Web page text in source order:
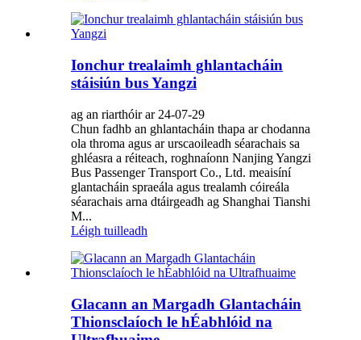
Ionchur trealaimh ghlantacháin
stáisiún bus Yangzi
ag an riarthóir ar 24-07-29
Chun fadhb an ghlantacháin thapa ar chodanna
ola throma agus ar urscaoileadh séarachais sa
ghléasra a réiteach, roghnaíonn Nanjing Yangzi
Bus Passenger Transport Co., Ltd. meaisíní
glantacháin spraeála agus trealamh cóireála
séarachais arna dtáirgeadh ag Shanghai Tianshi
M...
Léigh tuilleadh
Glacann an Margadh Glantacháin
Thionsclaíoch le hÉabhlóid na